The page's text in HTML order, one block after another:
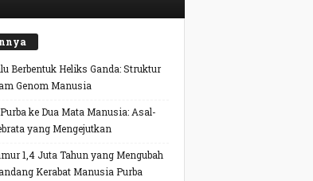
Berbentuk Heliks Ganda: Struktur
Genom Manusia
ke Dua Mata Manusia: Asal-
yang Mengejutkan
1,4 Juta Tahun yang Mengubah
Kerabat Manusia Purba